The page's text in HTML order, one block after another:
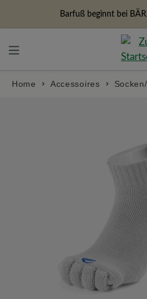
Freiheitspioniere
Home Accessoires